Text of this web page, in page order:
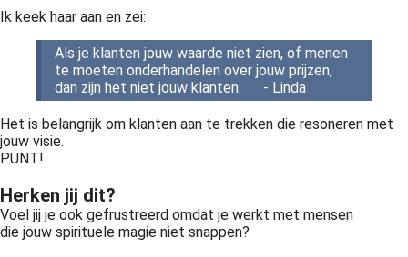
Ik keek haar aan en zei:
Als je klanten jouw waarde niet zien, of menen
te moeten onderhandelen over jouw prijzen,
dan zijn het niet jouw klanten. - Linda
Het is belangrijk om klanten aan te trekken die resoneren met
jouw visie.
PUNT!
Herken jij dit?
Voel jij je ook gefrustreerd omdat je werkt met mensen
die jouw spirituele magie niet snappen?